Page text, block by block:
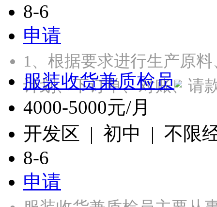
8-6
申请
1、根据要求进行生产原
计划、下订单、对账、
服装收货兼质检员
4000-5000元/月
开发区 | 初中 | 不限
8-6
申请